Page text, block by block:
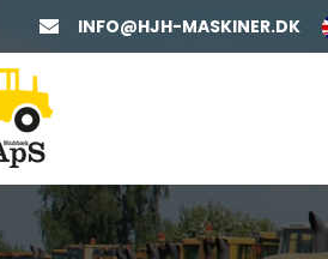
INFO@HJH-MASKINER.DK